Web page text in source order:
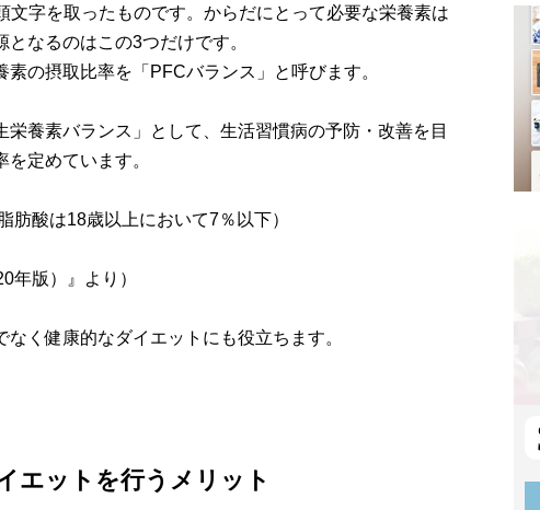
文字を取ったものです。からだにとって必要な栄養素は
なるのはこの3つだけです。
の摂取比率を「PFCバランス」と呼びます。
栄養素バランス」として、生活習慣病の予防・改善を目
定めています。
は18歳以上において7％以下）
年版）』より）
く健康的なダイエットにも役立ちます。
エットを行うメリット